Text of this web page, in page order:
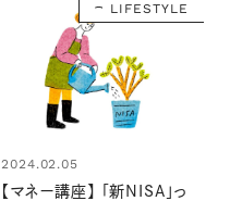
LIFESTYLE
2024.02.05
【マネー講座】 「新NISA」っ